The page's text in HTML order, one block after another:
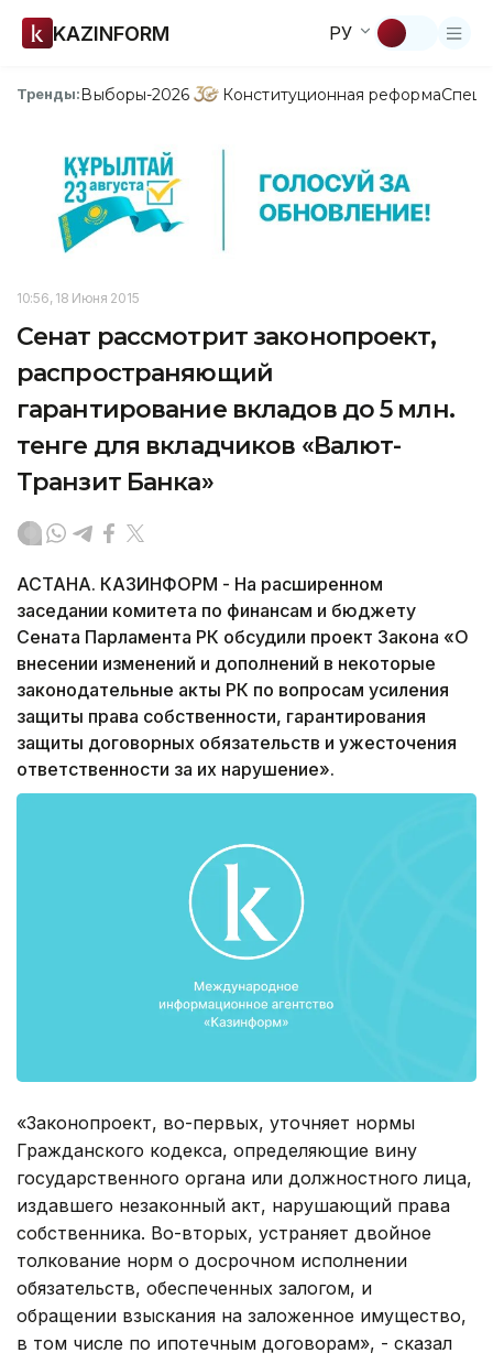
KAZINFORM РУ
Тренды:Выборы-2026 Конституционная реформа
10:56, 18 Июня 2015
Сенат рассмотрит законопроект,
распространяющий
гарантирование вкладов до 5 млн.
тенге для вкладчиков «Валют-
Транзит Банка»
АСТАНА. КАЗИНФОРМ - На расширенном
заседании комитета по финансам и бюджету
Сената Парламента РК обсудили проект Закона «О
внесении изменений и дополнений в некоторые
законодательные акты РК по вопросам усиления
защиты права собственности, гарантирования
защиты договорных обязательств и ужесточения
ответственности за их нарушение».
«Законопроект, во-первых, уточняет нормы
Гражданского кодекса, определяющие вину
государственного органа или должностного лица,
издавшего незаконный акт, нарушающий права
собственника. Во-вторых, устраняет двойное
толкование норм о досрочном исполнении
обязательств, обеспеченных залогом, и
обращении взыскания на заложенное имущество,
в том числе по ипотечным договорам», - сказал